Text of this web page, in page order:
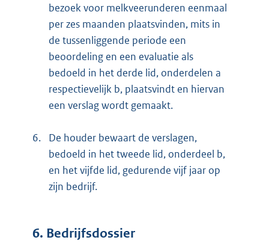
bezoek voor melkveerunderen eenmaal
per zes maanden plaatsvinden, mits in
de tussenliggende periode een
beoordeling en een evaluatie als
bedoeld in het derde lid, onderdelen a
respectievelijk b, plaatsvindt en hiervan
een verslag wordt gemaakt.
6.
De houder bewaart de verslagen,
bedoeld in het tweede lid, onderdeel b,
en het vijfde lid, gedurende vijf jaar op
zijn bedrijf.
6. Bedrijfsdossier